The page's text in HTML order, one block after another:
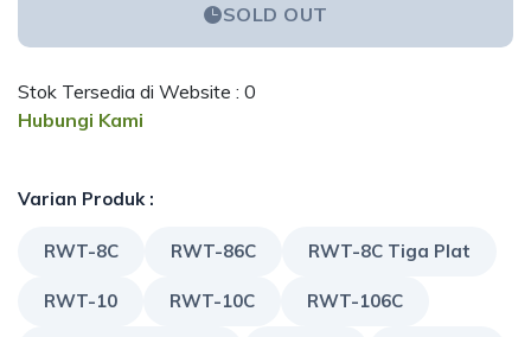
SOLD OUT
Stok Tersedia di Website : 0
Hubungi Kami
Varian Produk :
RWT-8C RWT-86C RWT-8C Tiga Plat
RWT-10 RWT-10C RWT-106C